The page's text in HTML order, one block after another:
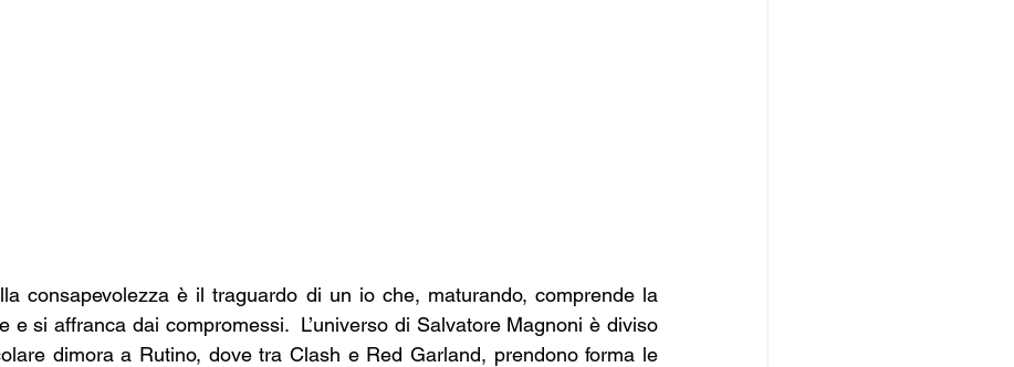
consapevolezza è il traguardo di un io che, maturando, comprende la
e si affranca dai compromessi.  L’universo di Salvatore Magnoni è diviso
dimora a Rutino, dove tra Clash e Red Garland, prendono forma le